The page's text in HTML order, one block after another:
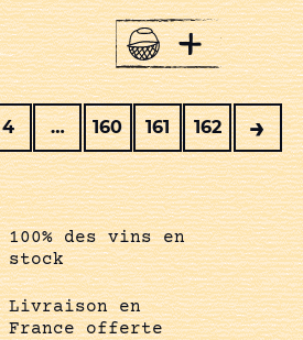
+
4 … 160 161 162 →
100% des vins en
stock
Livraison en
France offerte